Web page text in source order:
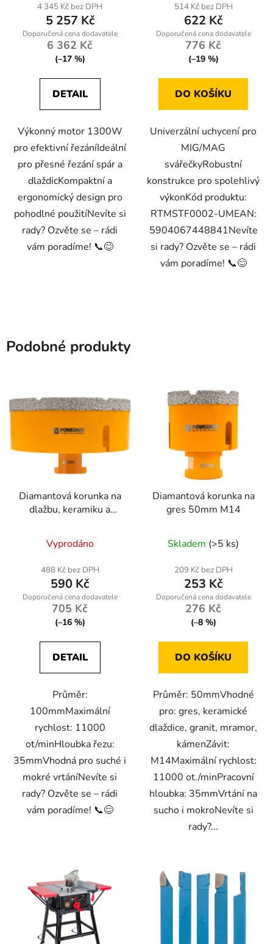
4 345 Kč bez DPH
5 257 Kč
6 362 Kč
(–17 %)
DETAIL
Výkonný motor 1300W
pro efektivní řezáníIdeální
pro přesné řezání spár a
dlaždicKompaktní a
ergonomický design pro
pohodlné použitíNevíte si
rady? Ozvěte se – rádi
vám poradíme! 📞😊
514 Kč bez DPH
622 Kč
776 Kč
(–19 %)
DO KOŠÍKU
Univerzální uchycení pro
MIG/MAG
svářečkyRobustní
konstrukce pro spolehlivý
výkonKód produktu:
RTMSTF0002-UMEAN:
5904067448841Nevíte
si rady? Ozvěte se – rádi
vám poradíme! 📞😊
Podobné produkty
Diamantová korunka na
dlažbu, keramiku a
Vyprodáno
488 Kč bez DPH
590 Kč
705 Kč
(–16 %)
DETAIL
Průměr:
100mmMaximální
rychlost: 11000
ot/minHloubka řezu:
35mmVhodná pro suché i
mokré vrtáníNevíte si
rady? Ozvěte se – rádi
vám poradíme! 📞😊
Diamantová korunka na
gres 50mm M14
Skladem (>5 ks)
209 Kč bez DPH
253 Kč
276 Kč
(–8 %)
DO KOŠÍKU
Průměr: 50mmVhodné
pro: gres, keramické
dlaždice, granit, mramor,
kámenZávit:
M14Maximální rychlost:
11000 ot./minPracovní
hloubka: 35mmVrtání na
sucho i mokroNevíte si
rady?...